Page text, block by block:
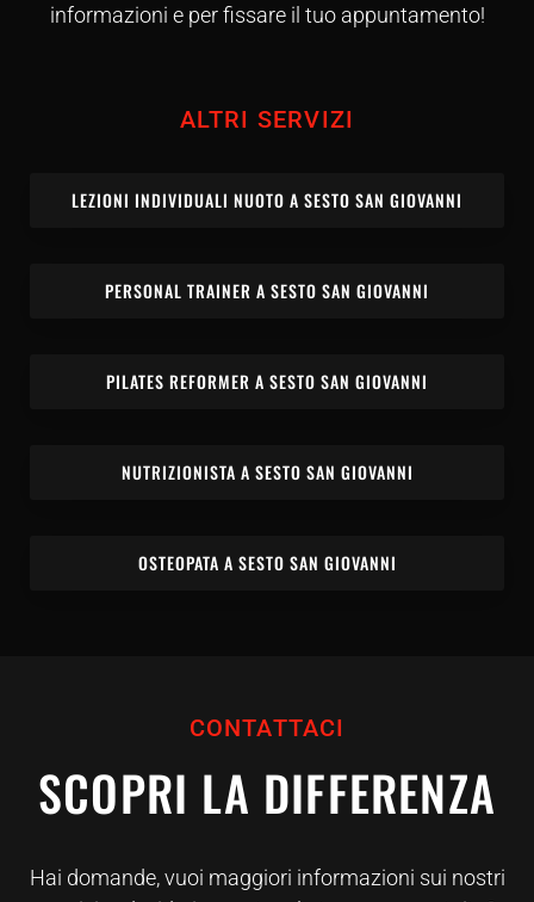
informazioni e per fissare il tuo appuntamento!
ALTRI SERVIZI
LEZIONI INDIVIDUALI NUOTO A SESTO SAN GIOVANNI
PERSONAL TRAINER A SESTO SAN GIOVANNI
PILATES REFORMER A SESTO SAN GIOVANNI
NUTRIZIONISTA A SESTO SAN GIOVANNI
OSTEOPATA A SESTO SAN GIOVANNI
CONTATTACI
SCOPRI LA DIFFERENZA
Hai domande, vuoi maggiori informazioni sui nostri